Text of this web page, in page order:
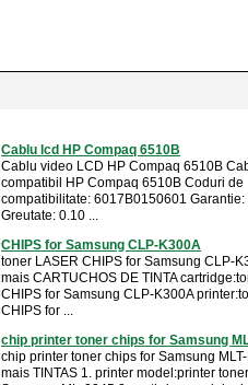
Cablu lcd HP Compaq 6510B
Cablu video LCD HP Compaq 6510B
compatibil HP Compaq 6510B Coduri de
compatibilitate: 6017B0150601 Garantie:
Greutate: 0.10 ...
CHIPS for Samsung CLP-K300A
toner LASER CHIPS for Samsung CLP-
mais CARTUCHOS DE TINTA
CHIPS for Samsung CLP-K300A
CHIPS for ...
chip printer toner chips for Samsung
chip printer toner chips for Samsung
mais TINTAS 1. printer model:printer